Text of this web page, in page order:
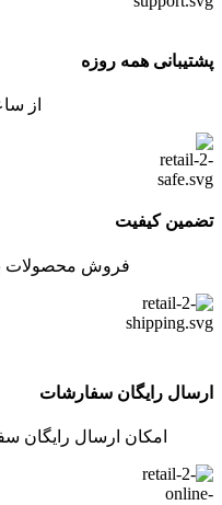
پشتیبانی همه روزه
از ساعت
تضمین کیفیت
فروش محصولات
ارسال رایگان سفارشات
امکان ارسال رایگان سفارشات